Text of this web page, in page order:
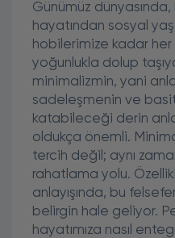
Günümüz
hayatından sosyal
hobilerimize kadar
yoğunlukla dolup
minimalizmin, yani
sadeleşmenin ve
katabileceği derin
oldukça önemli.
tercih değil; aynı
rahatlama yolu.
anlayışında, bu
belirgin hale geliyor.
hayatımıza nasıl